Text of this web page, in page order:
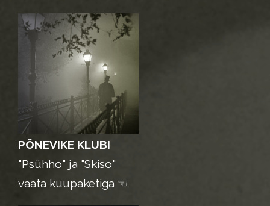
PÕNEVIKE KLUBI
"Psühho" ja "Skiso"
vaata kuupaketiga ☜